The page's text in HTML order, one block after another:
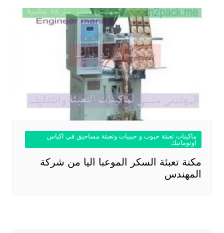
ماكينات تعبئة حبوب و حبيبات وتعبئة مساحيق في اكياس
اوتوماتيك
مكنة تعبئة السكر الموعبا اليا من شركة
المهندس